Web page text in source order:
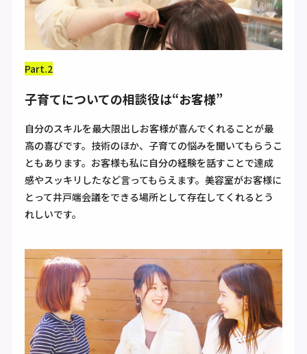
Part.2
子育てについての相談役は“お客様”
自分のスキルを最大限出しお客様が喜んでくれることが最
高の喜びです。技術のほか、子育ての悩みを聞いてもらうこ
ともあります。お客様も私に自分の経験を話すことで達成
感やスッキリしたなど言ってもらえます。美容室がお客様に
とって井戸端会議をできる場所として存在してくれるとう
れしいです。